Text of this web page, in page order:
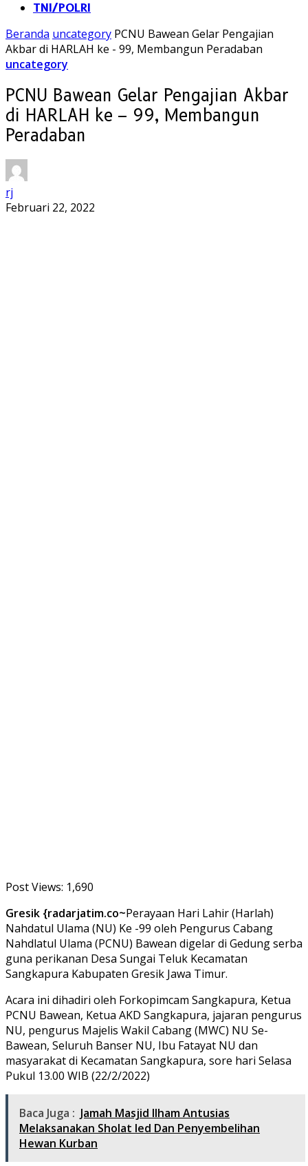
TNI/POLRI
Beranda uncategory PCNU Bawean Gelar Pengajian
Akbar di HARLAH ke - 99, Membangun Peradaban
uncategory
PCNU Bawean Gelar Pengajian Akbar
di HARLAH ke – 99, Membangun
Peradaban
rj
Februari 22, 2022
Post Views: 1,690
Gresik {radarjatim.co~Perayaan Hari Lahir (Harlah)
Nahdatul Ulama (NU) Ke -99 oleh Pengurus Cabang
Nahdlatul Ulama (PCNU) Bawean digelar di Gedung serba
guna perikanan Desa Sungai Teluk Kecamatan
Sangkapura Kabupaten Gresik Jawa Timur.
Acara ini dihadiri oleh Forkopimcam Sangkapura, Ketua
PCNU Bawean, Ketua AKD Sangkapura, jajaran pengurus
NU, pengurus Majelis Wakil Cabang (MWC) NU Se-
Bawean, Seluruh Banser NU, Ibu Fatayat NU dan
masyarakat di Kecamatan Sangkapura, sore hari Selasa
Pukul 13.00 WIB (22/2/2022)
Baca Juga : Jamah Masjid Ilham Antusias
Melaksanakan Sholat Ied Dan Penyembelihan
Hewan Kurban